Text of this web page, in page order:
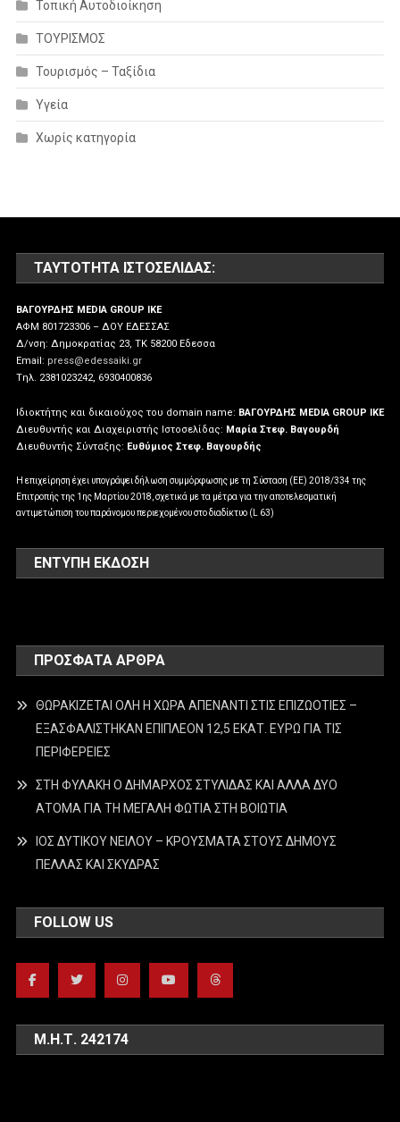
Τοπική Αυτοδιοίκηση
ΤΟΥΡΙΣΜΟΣ
Τουρισμός – Ταξίδια
Υγεία
Χωρίς κατηγορία
ΤΑΥΤΌΤΗΤΑ ΙΣΤΟΣΕΛΊΔΑΣ:
ΒΑΓΟΥΡΔΗΣ MEDIA GROUP IKE
ΑΦΜ 801723306 – ΔΟΥ ΕΔΕΣΣΑΣ
Δ/νση: Δημοκρατίας 23, ΤΚ 58200 Εδεσσα
Email: press@edessaiki.gr
Tηλ. 2381023242, 6930400836
Ιδιοκτήτης και δικαιούχος του domain name: ΒΑΓΟΥΡΔΗΣ MEDIA GROUP IKE
Διευθυντής και Διαχειριστής Ιστοσελίδας: Μαρία Στεφ. Βαγουρδή
Διευθυντής Σύνταξης: Ευθύμιος Στεφ. Βαγουρδής
Η επιχείρηση έχει υπογράψει δήλωση συμμόρφωσης με τη Σύσταση (ΕΕ) 2018/334 της
Επιτροπής της 1ης Μαρτίου 2018, σχετικά με τα μέτρα για την αποτελεσματική
αντιμετώπιση του παράνομου περιεχομένου στο διαδίκτυο (L 63)
ΕΝΤΥΠΗ ΕΚΔΟΣΗ
ΠΡΌΣΦΑΤΑ ΆΡΘΡΑ
ΘΩΡΑΚΙΖΕΤΑΙ ΟΛΗ Η ΧΩΡΑ ΑΠΕΝΑΝΤΙ ΣΤΙΣ ΕΠΙΖΩΟΤΙΕΣ –
ΕΞΑΣΦΑΛΙΣΤΗΚΑΝ ΕΠΙΠΛΕΟΝ 12,5 ΕΚΑΤ. ΕΥΡΩ ΓΙΑ ΤΙΣ
ΠΕΡΙΦΕΡΕΙΕΣ
ΣΤΗ ΦΥΛΑΚΗ Ο ΔΗΜΑΡΧΟΣ ΣΤΥΛΙΔΑΣ ΚΑΙ ΑΛΛΑ ΔΥΟ
ΑΤΟΜΑ ΓΙΑ ΤΗ ΜΕΓΑΛΗ ΦΩΤΙΑ ΣΤΗ ΒΟΙΩΤΙΑ
ΙΟΣ ΔΥΤΙΚΟΥ ΝΕΙΛΟΥ – ΚΡΟΥΣΜΑΤΑ ΣΤΟΥΣ ΔΗΜΟΥΣ
ΠΕΛΛΑΣ ΚΑΙ ΣΚΥΔΡΑΣ
FOLLOW US
Μ.Η.Τ. 242174